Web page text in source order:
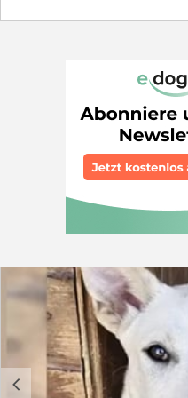
Minute hochträchtig
haben wir noch, doch wir
neugierig und verspielt und
stundenlang. Da wir
werden, packen wir bald
Menschen, die uns die Welt
Einmaleins beibringen und
Auch unsere wundervolle
Zuhause (wird später
nach der anstrengenden
Prinzessin sein darf. Bei
natürlich geimpft, gechipt
hast und ein gutes
schnell bei unseren
dich! Wer schenkt einem
Hundekinder ein
Garten sollte vorhanden
grünen Stadtrand oder in
kuscheligen Sofaplatz
c